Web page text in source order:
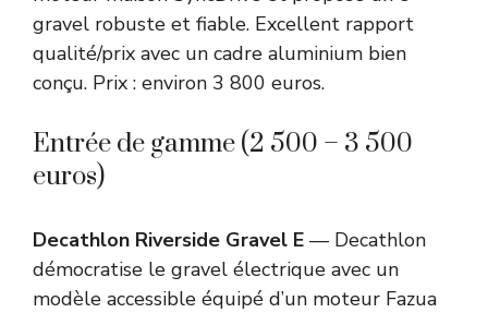
gravel robuste et fiable. Excellent rapport
qualité/prix avec un cadre aluminium bien
conçu. Prix : environ 3 800 euros.
Entrée de gamme (2 500 – 3 500
euros)
Decathlon Riverside Gravel E — Decathlon
démocratise le gravel électrique avec un
modèle accessible équipé d’un moteur Fazua